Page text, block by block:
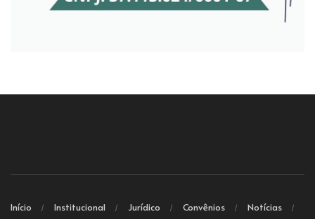
Início Institucional Jurídico Convênios
Notícias